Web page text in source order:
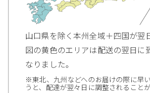
山口県を除く本州全域＋四国が翌
図の黄色のエリアは配送の翌日に
なりました。
※東北、九州などへのお届けの際に早
うと、配達が翌々日に調整されることが